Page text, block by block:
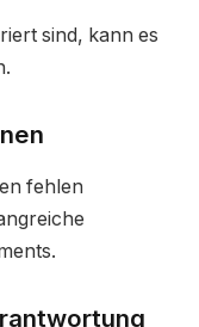
sind, kann es
fehlen